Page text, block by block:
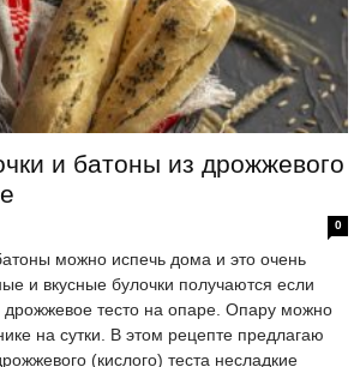
и батоны из дрожжевого
0
можно испечь дома и это очень
и вкусные булочки получаются если
дрожжевое тесто на опаре. Опару можно
на сутки. В этом рецепте предлагаю
(кислого) теста несладкие